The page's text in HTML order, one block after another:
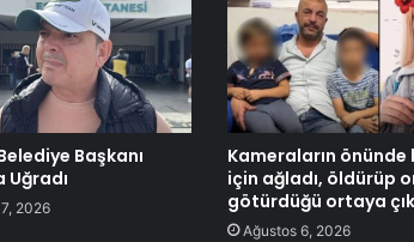
Başkanı
Uğradı
2026
Kameraların önünde
için ağladı, öldürüp
götürdüğü ortaya
Ağustos 6, 2026